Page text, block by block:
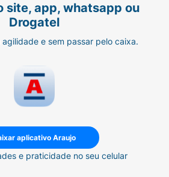
site, app, whatsapp ou
Drogatel
agilidade e sem passar pelo caixa.
aplicativo Araujo
e praticidade no seu celular